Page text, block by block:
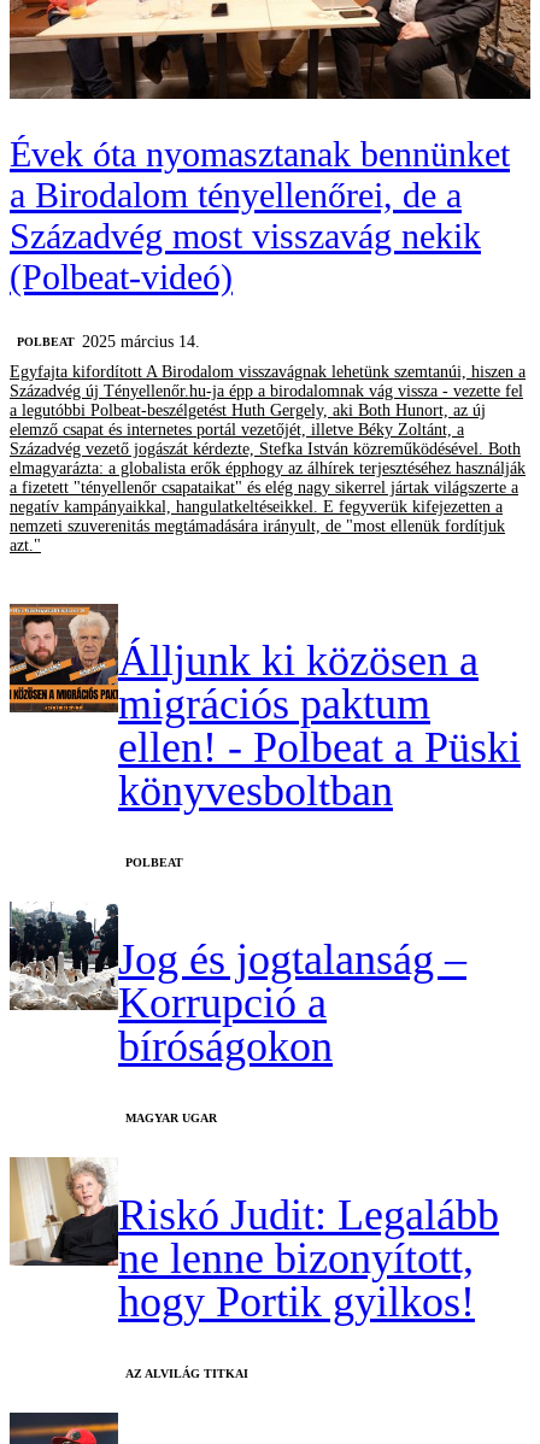
Évek óta nyomasztanak bennünket
a Birodalom tényellenőrei, de a
Századvég most visszavág nekik
(Polbeat-videó)
‎POLBEAT
2025 március 14.
Egyfajta kifordított A Birodalom visszavágnak lehetünk szemtanúi, hiszen a
Századvég új Tényellenőr.hu-ja épp a birodalomnak vág vissza - vezette fel
a legutóbbi Polbeat-beszélgetést Huth Gergely, aki Both Hunort, az új
elemző csapat és internetes portál vezetőjét, illetve Béky Zoltánt, a
Századvég vezető jogászát kérdezte, Stefka István közreműködésével. Both
elmagyarázta: a globalista erők épphogy az álhírek terjesztéséhez használják
a fizetett "tényellenőr csapataikat" és elég nagy sikerrel jártak világszerte a
negatív kampányaikkal, hangulatkeltéseikkel. E fegyverük kifejezetten a
nemzeti szuverenitás megtámadására irányult, de "most ellenük fordítjuk
azt."
Álljunk ki közösen a
migrációs paktum
ellen! - Polbeat a Püski
könyvesboltban
‎POLBEAT
Jog és jogtalanság –
Korrupció a
bíróságokon
MAGYAR UGAR
Riskó Judit: Legalább
ne lenne bizonyított,
hogy Portik gyilkos!
AZ ALVILÁG TITKAI